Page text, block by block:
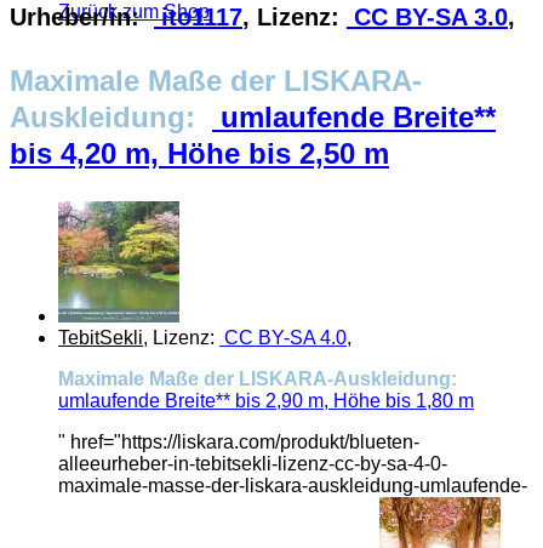
Zurück zum Shop
Urheber/in: ito1117, Lizenz: CC BY-SA 3.0,
Maximale Maße der LISKARA-
Auskleidung:
umlaufende Breite**
bis 4,20 m, Höhe bis 2,50 m
TebitSekli, Lizenz: CC BY-SA 4.0,
Maximale Maße der LISKARA-Auskleidung:
umlaufende Breite** bis 2,90 m, Höhe bis 1,80 m
" href="https://liskara.com/produkt/blueten-
alleeurheber-in-tebitsekli-lizenz-cc-by-sa-4-0-
maximale-masse-der-liskara-auskleidung-umlaufende-